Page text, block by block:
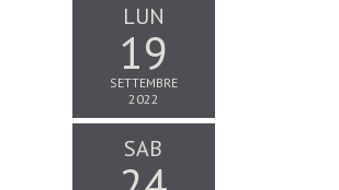
LUN
19
SETTEMBRE
2022
SAB